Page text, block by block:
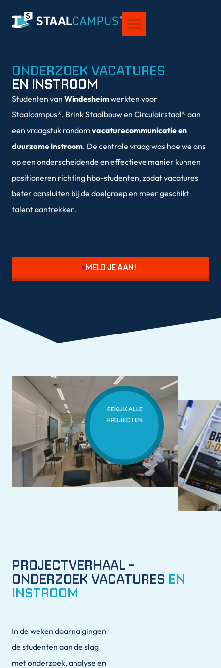
ONDERZOEK VACATURES
EN INSTROOM
Studenten van Windesheimwerkten voor
Staalcampus®, Brink Staalbouw en Circulairstaal® aan
een vraagstuk rondom vacaturecommunicatie en
duurzame instroom. De centrale vraag was hoe we ons
op een onderscheidende en effectieve manier kunnen
positioneren richting hbo-studenten, zodat vacatures
beter aansluiten bij de doelgroep en meer geschikt
talent aantrekken.
MELD JE AAN!
BEKIJK ALLE
PROJECTEN
PROJECTVERHAAL -
ONDERZOEK VACATURES EN
INSTROOM
In de weken daarna gingen
de studenten aan de slag
met onderzoek, analyse en